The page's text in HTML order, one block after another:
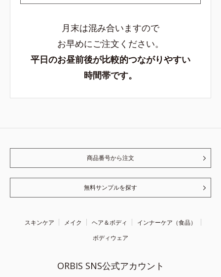
月末は混み合いますので
お早めにご注文ください。
平日のお昼前後が比較的つながりやすい
時間帯です。
商品番号から注文
無料サンプルを探す
スキンケア メイク ヘア＆ボディ
インナーケア（食品）
ボディウェア
ORBIS SNS公式アカウント